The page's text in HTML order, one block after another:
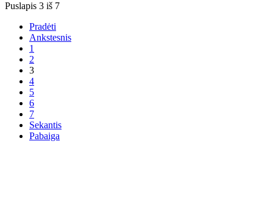
Puslapis 3 iš 7
Pradėti
Ankstesnis
1
2
3
4
5
6
7
Sekantis
Pabaiga